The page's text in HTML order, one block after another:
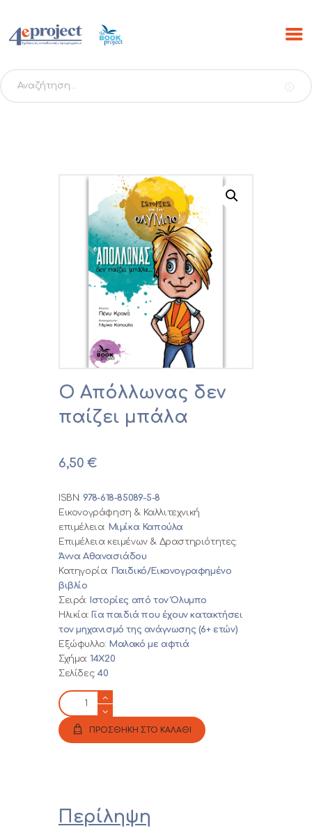
ΑΡΧΙΚΗ
ΕΚΔΟΣΕΙΣ THE BOOK
PROJECT
SCRIBO
ESHOP
ΕΠΙΚΟΙΝΩΝΙΑ
Ο Απόλλωνας δεν
παίζει μπάλα
6,50 €
ISBN: 978-618-85089-5-8
Εικονογράφηση & Καλλιτεχνική
επιμέλεια: Μιμίκα Καπούλα
Επιμέλεια κειμένων & Δραστηριότητες:
Άννα Αθανασιάδου
Κατηγορία: Παιδικό/Εικονογραφημένο
βιβλίο
Σειρά: Ιστορίες από τον Όλυμπο
Ηλικία: Για παιδιά που έχουν κατακτήσει
τον μηχανισμό της ανάγνωσης (6+ ετών)
Εξώφυλλο: Μαλακό με αφτιά
Σχήμα: 14Χ20
Σελίδες:40
Ο
Απόλλωνας
δεν
παίζει
ΠΡΟΣΘΗΚΗ ΣΤΟ ΚΑΛΑΘΙ
Περίληψη